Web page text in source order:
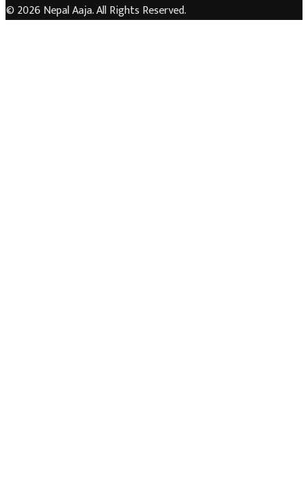
© 2026 Nepal Aaja. All Rights Reserved.